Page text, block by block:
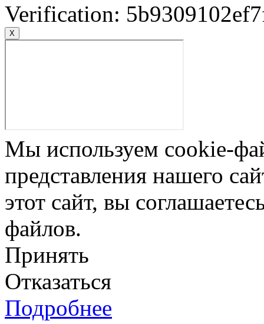
Verification:
X
Мы используем cookie-
представления нашего
этот сайт, вы
файлов.
Принять
Отказаться
Подробнее